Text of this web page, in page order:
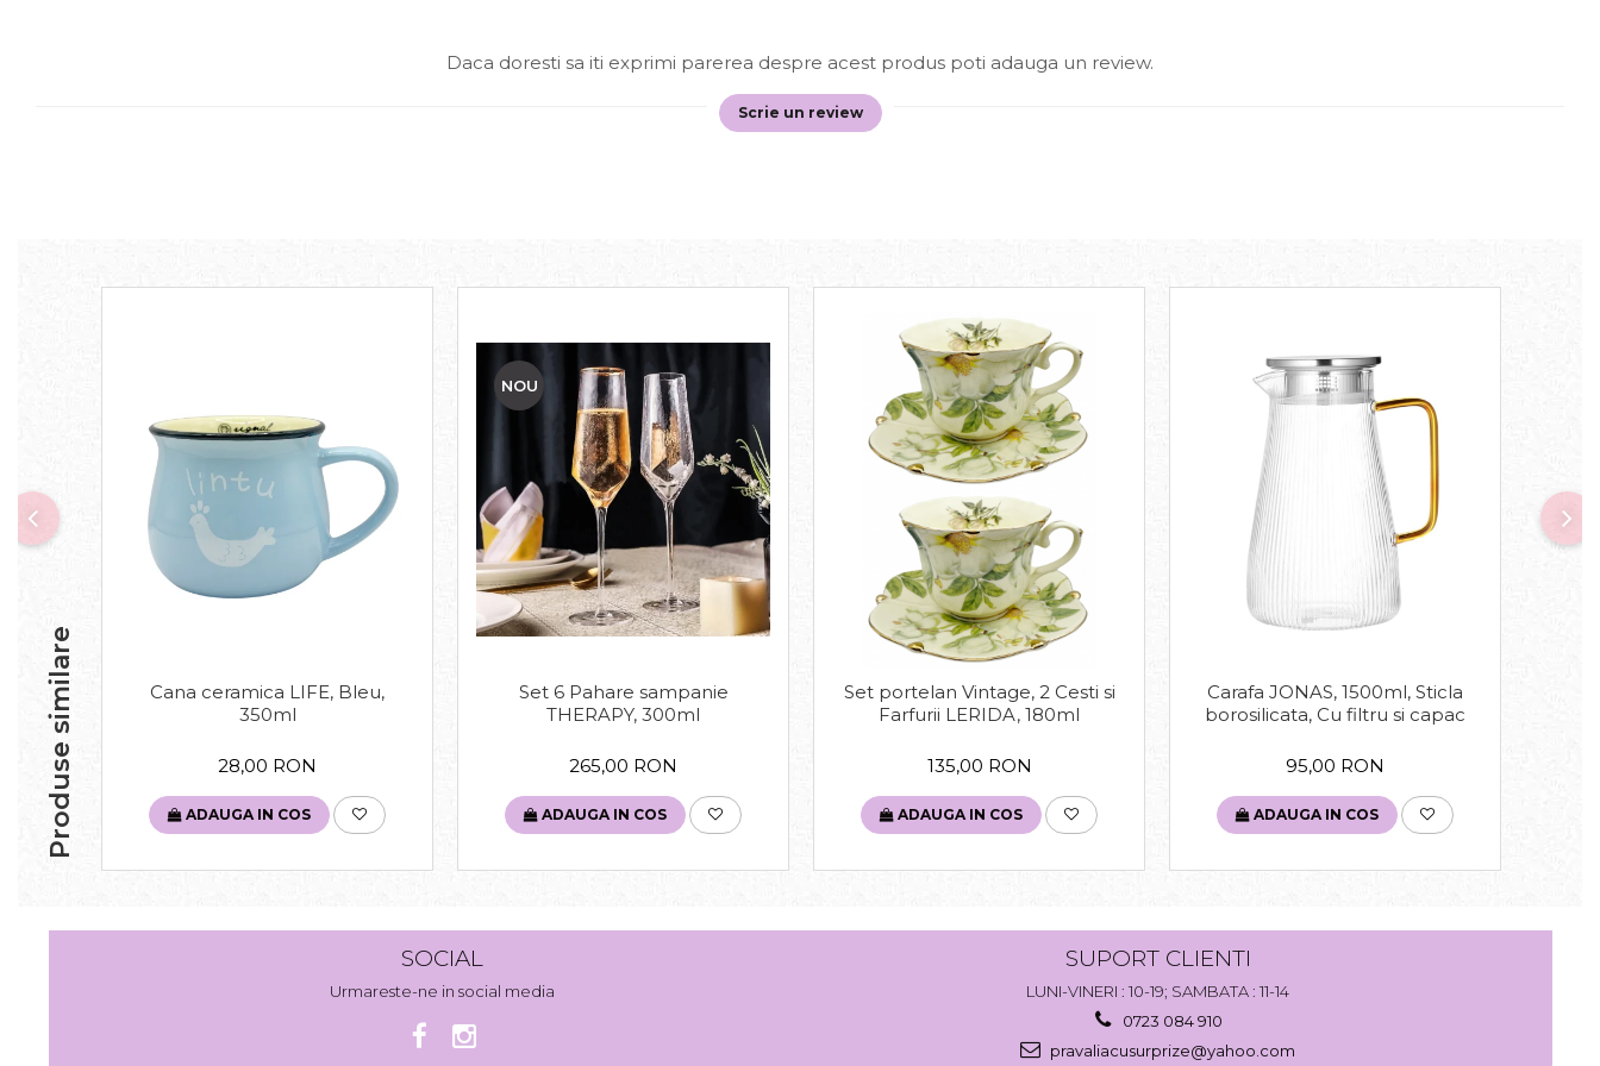
Daca doresti sa iti exprimi parerea despre acest produs poti adauga un review.
Scrie un review
Produse similare
Cana ceramica LIFE, Bleu,
350ml
28,00 RON
ADAUGA IN COS
NOU
Set 6 Pahare sampanie
THERAPY, 300ml
265,00 RON
ADAUGA IN COS
Set portelan Vintage, 2 Cesti si
Farfurii LERIDA, 180ml
135,00 RON
ADAUGA IN COS
Carafa JONAS, 1500ml, Sticla
borosilicata, Cu filtru si capac
95,00 RON
ADAUGA IN COS
SOCIAL
Urmareste-ne in social media
SUPORT CLIENTI
LUNI-VINERI : 10-19; SAMBATA : 11-14
0723 084 910
pravaliacusurprize@yahoo.com